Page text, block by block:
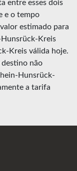
entre esses dois
e o tempo
estimado para
Hunsrück-Kreis
Kreis válida hoje.
não
Hunsrück-
a tarifa